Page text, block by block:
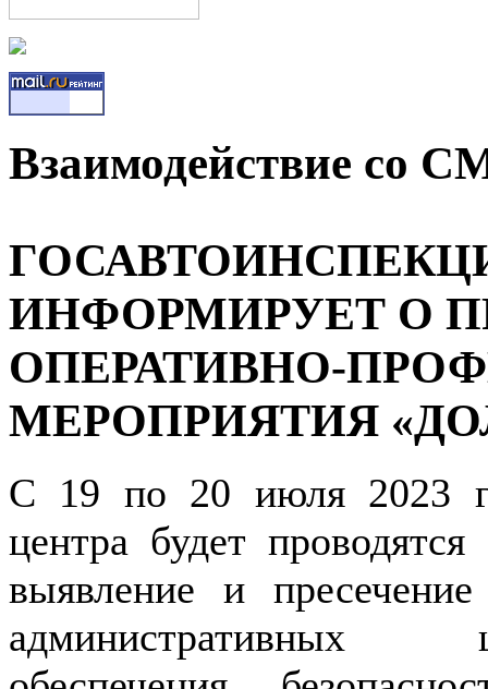
Взаимодействие со
ИНФОРМИРУЕТ О
ОПЕРАТИВНО-
МЕРОПРИЯТИЯ
С 19 по 20 июля 2023
центра будет
выявление и